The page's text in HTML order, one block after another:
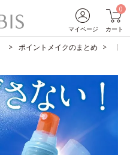
マイページ
0
カート
ポイントメイクのまとめ 【